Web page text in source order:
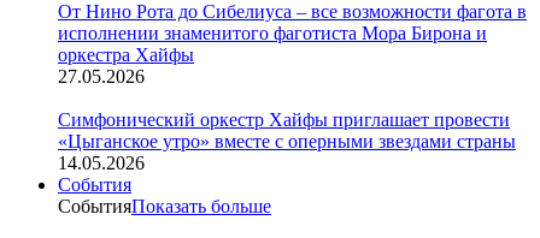
От Нино Рота до Сибелиуса – все возможности фагота в
исполнении знаменитого фаготиста Мора Бирона и
оркестра Хайфы
27.05.2026
Симфонический оркестр Хайфы приглашает провести
«Цыганское утро» вместе с оперными звездами страны
14.05.2026
События
СобытияПоказать больше